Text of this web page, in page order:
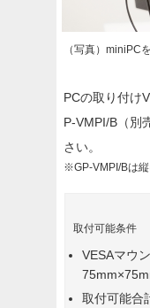
（写真）miniPC
PCの取り付け
P-VMPI/B（別
さい。
※GP-VMPI/Bは縦
取付可能条件
VESAマウ
取付可能合